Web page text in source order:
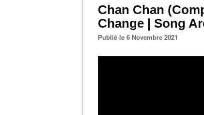
Chan Chan
Change | Song
Publié le 6 Novembre 2021